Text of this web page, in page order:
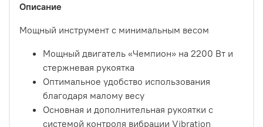
Описание
Мощный инструмент с минимальным весом
Мощный двигатель «Чемпион» на 2200 Вт и
стержневая рукоятка
Оптимальное удобство использования
благодаря малому весу
Основная и дополнительная рукоятки с
системой контроля вибрации Vibration